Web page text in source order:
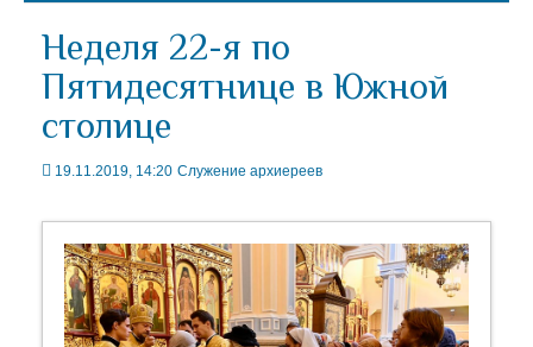
Неделя 22-я по
Пятидесятнице в Южной
столице
19.11.2019, 14:20 Служение архиереев